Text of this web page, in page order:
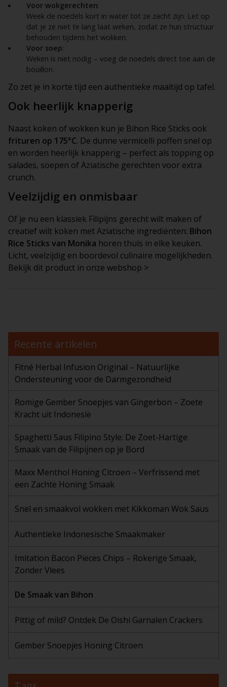
Voor wokgerechten:
Week de noedels kort in water tot ze zacht zijn. Let op
dat je ze niet te lang laat weken, zodat ze hun structuur
behouden tijdens het wokken.
Voor soep:
Weken is niet nodig – voeg de noedels direct toe aan de
bouillon.
Zo zet je in korte tijd een authentieke maaltijd op tafel.
Ook heerlijk knapperig
Naast koken of wokken kun je Bihon Rice Sticks ook
frituren op 175°C. De dunne vermicelli poffen snel op
en worden heerlijk knapperig – perfect als topping op
salades, soepen of Aziatische gerechten voor extra
crunch.
Veelzijdig en onmisbaar
Of je nu een klassiek Filipijns gerecht wilt maken of
creatief wilt koken met Aziatische ingrediënten: Bihon
Rice Sticks van Monika horen thuis in elke keuken.
Licht, veelzijdig en boordevol culinaire mogelijkheden.
Bekijk dit product in onze webshop >
Recente artikelen
Fitné Herbal Infusion Original – Natuurlijke
Ondersteuning voor de Darmgezondheid
Romige Gember Snoepjes van Gingerbon – Zoete
Kracht uit Indonesië
Spaghetti Saus Filipino Style: De Zoet-Hartige
Smaak van de Filipijnen op je Bord
Maxx Menthol Honing Citroen – Verfrissend met
een Zachte Honing Smaak
Snel en smaakvol wokken met Kikkoman Wok Saus
Authentieke Indonesische Smaakmaker
Imitation Bacon Pieces Chips – Rokerige Smaak,
Zonder Vlees
De Smaak van Bihon
Pittig of mild? Ontdek De Oishi Garnalen Crackers
Gember Snoepjes Honing Citroen